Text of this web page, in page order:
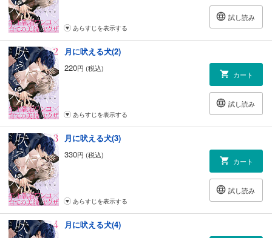
試し読み
あらすじを表示する
月に吠える犬(2)
220円 (税込)
カート
試し読み
あらすじを表示する
月に吠える犬(3)
330円 (税込)
カート
試し読み
あらすじを表示する
月に吠える犬(4)